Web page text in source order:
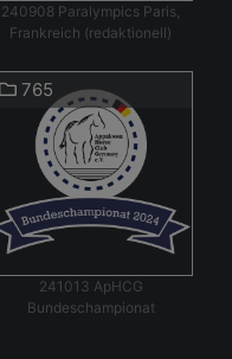
240908 Paralympics Paris,
Frankreich (redaktionell)
765
241013 ApHCG
Bundeschampionat